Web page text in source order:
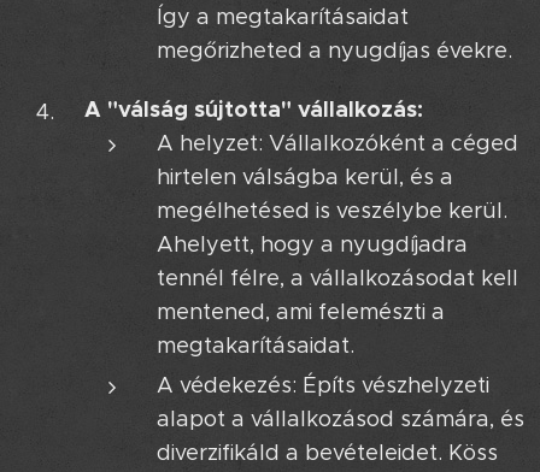
Így a megtakarításaidat
megőrizheted a nyugdíjas évekre.
A "válság sújtotta" vállalkozás:
A helyzet: Vállalkozóként a céged
hirtelen válságba kerül, és a
megélhetésed is veszélybe kerül.
Ahelyett, hogy a nyugdíjadra
tennél félre, a vállalkozásodat kell
mentened, ami felemészti a
megtakarításaidat.
A védekezés: Építs vészhelyzeti
alapot a vállalkozásod számára, és
diverzifikáld a bevételeidet. Köss